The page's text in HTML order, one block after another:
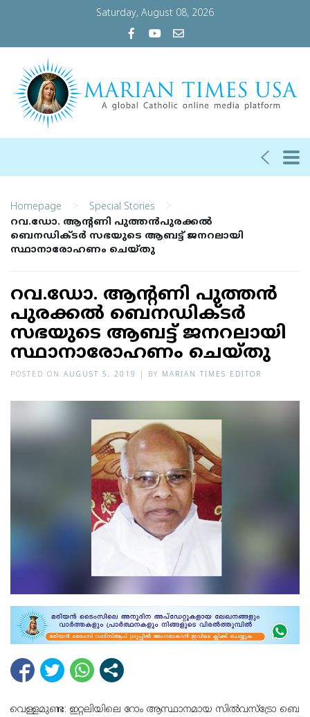
Saturday, August 08, 2026
Homepage > Special Stories >
റ​വ.​ഡോ. ആ​ന്‍റ​ണി പു​ത്ത​ൻ​പു​ര​ക്ക​ല്‍
ബെനഡിക്ടര്‍ സഭയുടെ ആബട്ട് ജനറലായി
സ്ഥാനാരോഹണം ചെയ്തു
റ​വ.​ഡോ. ആ​ന്‍റ​ണി പു​ത്ത​ൻ​
പു​ര​ക്ക​ല്‍ ബെനഡിക്ടര്‍
സഭയുടെ ആബട്ട് ജനറലായി
സ്ഥാനാരോഹണം ചെയ്തു
POSTED ON AUGUST 5, 2019 BY MARIAN TIMES EDITOR
വെ​​​ള്ള​​​മു​​​ണ്ട: ഇ​​​റ്റ​​​ലി​​​യി​​​ലെ റോം ​​​ആ​​​സ്ഥാ​​​ന​​​മാ​​​യ സി​​​ൽ​​​വ​​​സ്ട്രോ ബെ​​​